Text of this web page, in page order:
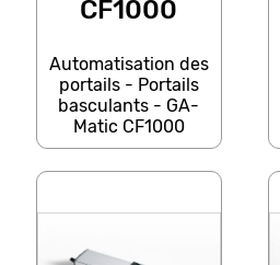
CF1000
Automatisation des
portails - Portails
basculants - GA-
Matic CF1000